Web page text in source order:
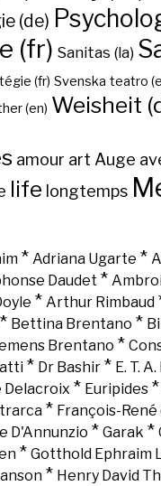
(de)
(fr) Sanitas (la)
(fr) Svenska teatro
(en) Weisheit
amour art Auge
life longtemps
* Adriana Ugarte *
Daudet *
* Arthur Rimbaud
* Bettina Brentano *
Brentano *
* Dr Bashir * E. T.
Delacroix * Euripides *
* François-
D'Annunzio * Garak *
* Gotthold Ephraim
* Henry David